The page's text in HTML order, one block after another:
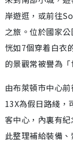
岸遊逛，或前往
之旅。位於國家
恍如7個穿着白衣
的景觀常被譽為
由布萊頓市中心
13X為假日路綫，
客中心，內裏有
此整理補給裝備